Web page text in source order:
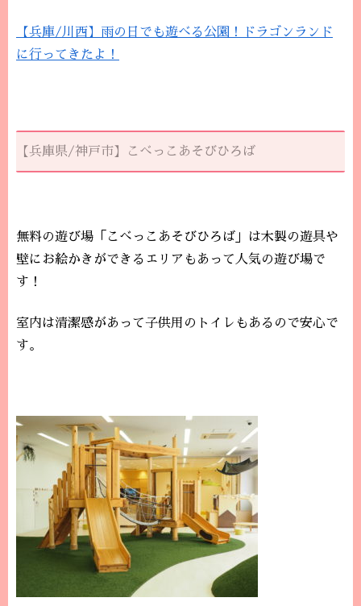
【兵庫/川西】雨の日でも遊べる公園！ドラゴンランド
に行ってきたよ！
【兵庫県/神戸市】こべっこあそびひろば
無料の遊び場「こべっこあそびひろば」は木製の遊具や
壁にお絵かきができるエリアもあって人気の遊び場で
す！
室内は清潔感があって子供用のトイレもあるので安心で
す。